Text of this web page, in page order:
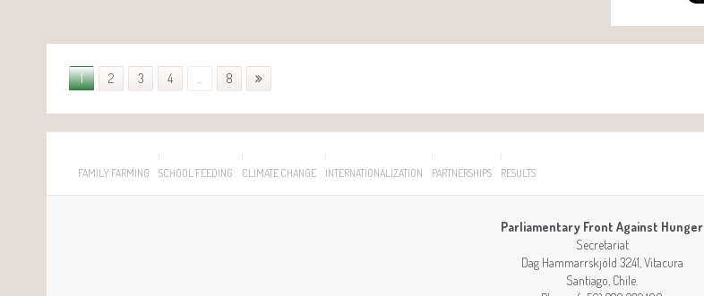
1 2 3 4 8
FAMILY FARMING SCHOOL FEEDING CLIMATE CHANGE INTERNATIONALIZATION PARTNERSHIPS RESULTS
Parliamentary Front Against Hunger
Secretariat
Dag Hammarrskjöld 3241, Vitacura
Santiago Chile